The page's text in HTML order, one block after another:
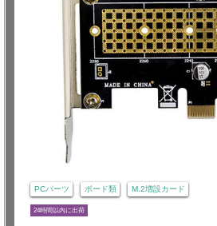
PCパーツ ボード類 M.2増設カード
24時間以内に出荷